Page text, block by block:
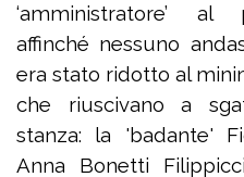
‘amministratore’ al
affinché nessuno
era stato ridotto al
che riuscivano a
stanza: la 'badante'
Anna Bonetti